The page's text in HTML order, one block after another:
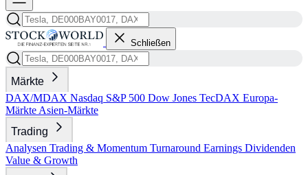
Schließen
Märkte
DAX/MDAX Nasdaq S&P 500 Dow Jones TecDAX Europa-
Märkte Asien-Märkte
Trading
Analysen Trading & Momentum Turnaround Earnings Dividenden
Value & Growth